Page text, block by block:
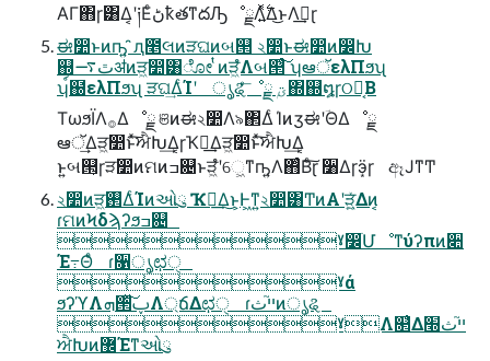
ΑΓ΋ɼ͸Δ͔ʹ༏ΕͨڻҟతͳదԠೳྗΛ͍࣋ͬͯΔ͜ͱΛࣔ͢ɽ
ಈ෺ͱͷҧ͍ ̑ԯ೥લͷੜଘͷબ୒ ২෺ͱಈ෺ͷ෼Խ
஍ٿ࠷ॳͷੜ͖෺͸ೋ ͭͷੜ͖ํΛબ୒ͨ͠ ʮఆॅελΠϧʯ
ʮ์຀ελΠϧʯ ੜଘ͢ΔͨΊʹ ൃୡͤͨ͞ೳྗ ۭؾ΍஍໘ɼଠཅ͔Β
ΤωϧΪΛ࡞Δೳྗ ଞͷಈ২෺Λ৯΂Δͨ ΊͷӡಈʹؔΘΔೳྗ
ఆॅ͢Δੜ͖෺ͱͯ͠ਐԽ͢Δ͔ɼҠಈ͢Δੜ͖෺ͱͯ͠ਐԽ͢Δ͔
ͱ͍͏બ୒͕ɼੜ෺ͷମͷߏ଄ͱੜ͖ํʹେ͖ͳҧ͍Λ΋ͨΒͨ͠ɽ ૸Δɼӭ͙ɼ ඈͿͳͲ
২෺ͷੜ͖࢒ΔͨΊͷઓུ Ҡಈ͢Δ͜ͱ͕Ͱ͖ͳ͍২෺͸ͲͷΑ͏ʹੜ͖͍ͯΔͷ͔
ɾମͷϞδϡʔϧߏ଄
ˠ෼ׂՄೳͳύʔπͷ૊
Έ߹Θͤ ɾ૑ൃಛੑ
ˠά
ϧʔϓΛܗ੒ͯ͠ࢠΛ্ճΔಛੑ ɾײ֮ثͷൃୡ
ˠΛ௒͑Δײ֮ث׭
ਐԽͷ޼Έͳઓུ